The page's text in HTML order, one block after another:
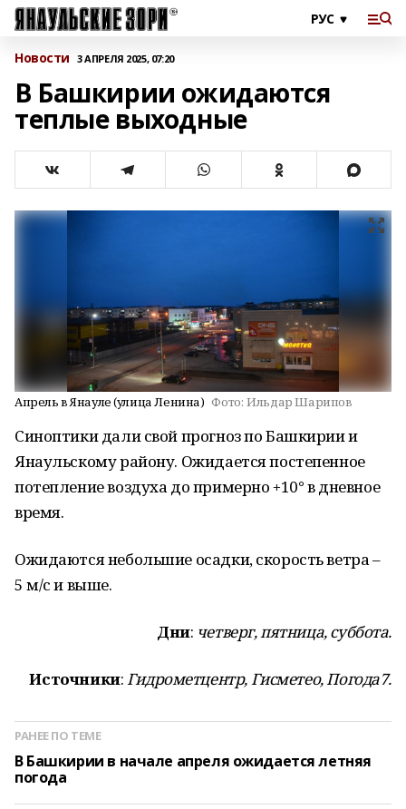
Новости 3 АПРЕЛЯ 2025, 07:20
В Башкирии ожидаются
теплые выходные
Апрель в Янауле (улица Ленина) Фото: Ильдар Шарипов
Синоптики дали свой прогноз по Башкирии и
Янаульскому району. Ожидается постепенное
потепление воздуха до примерно +10° в дневное
время.
Ожидаются небольшие осадки, скорость ветра –
5 м/с и выше.
Дни: четверг, пятница, суббота.
Источники:Гидрометцентр, Гисметео, Погода7.
РАНЕЕ ПО ТЕМЕ
В Башкирии в начале апреля ожидается летняя
погода